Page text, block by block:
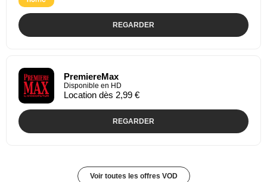
REGARDER
PremiereMax
Disponible en HD
Location dès 2,99 €
REGARDER
Voir toutes les offres VOD